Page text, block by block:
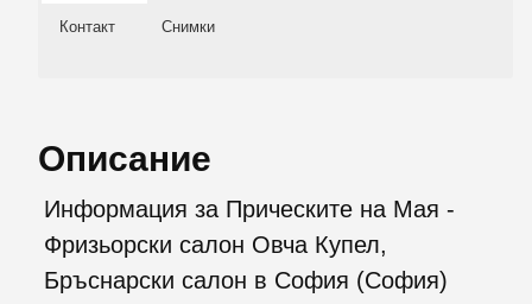
Контакт Снимки
Описание
Информация за Прическите на Мая -
Фризьорски салон Овча Купел,
Бръснарски салон в София (София)